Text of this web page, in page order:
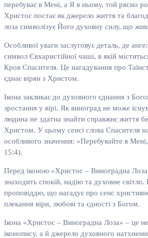
перебуває в Мені, а Я в ньому, той рясно
Христос постає як джерело життя та
лоза символізує Його духовну силу, що
Особливої уваги заслуговує деталь, де
символ Євхаристійної чаші, в якій
Кров Спасителя. Це нагадування про
єднає вірян з Христом.
Ікона закликає до духовного єднання з
зростання у вірі. Як виноград не може
людина не здатна знайти справжнє життя
Христом. У цьому сенсі слова Спасителя
особливого значення: «Перебувайте в
15:4).
Перед іконою «Христос – Виноградна
знаходить спокій, надію та духовне
проповіддю, що нагадує про сенс
плекання віри, любові та єдності з Богом.
Ікона «Христос – Виноградна Лоза» – це
іконопису, а й джерело духовного